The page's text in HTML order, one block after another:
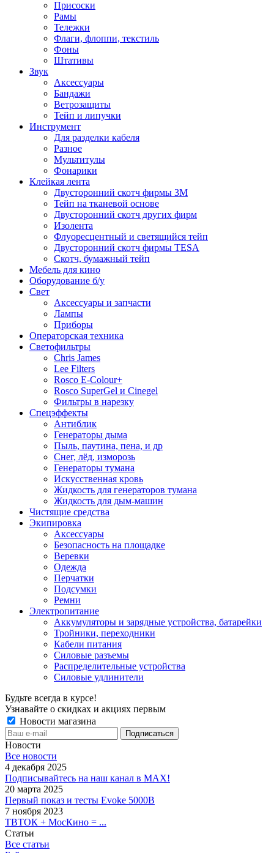
Присоски
Рамы
Тележки
Флаги, флоппи, текстиль
Фоны
Штативы
Звук
Аксессуары
Бандажи
Ветрозащиты
Тейп и липучки
Инструмент
Для разделки кабеля
Разное
Мультитулы
Фонарики
Клейкая лента
Двусторонний скотч фирмы 3M
Тейп на тканевой основе
Двусторонний скотч других фирм
Изолента
Флуоресцентный и светящийся тейп
Двусторонний скотч фирмы TESA
Скотч, бумажный тейп
Мебель для кино
Оборудование б/у
Свет
Аксессуары и запчасти
Лампы
Приборы
Операторская техника
Светофильтры
Chris James
Lee Filters
Rosco E-Colour+
Rosco SuperGel и Cinegel
Фильтры в нарезку
Спецэффекты
Антиблик
Генераторы дыма
Пыль, паутина, пена, и др
Снег, лёд, изморозь
Генераторы тумана
Искусственная кровь
Жидкость для генераторов тумана
Жидкость для дым-машин
Чистящие средства
Экипировка
Аксессуары
Безопасность на площадке
Веревки
Одежда
Перчатки
Подсумки
Ремни
Электропитание
Аккумуляторы и зарядные устройства, батарейки
Тройники, переходники
Кабели питания
Силовые разъемы
Распределительные устройства
Силовые удлинители
Будьте всегда в курсе!
Узнавайте о скидках и акциях первым
Новости магазина
Новости
Все новости
4 декабря 2025
Подписывайтесь на наш канал в MAX!
20 марта 2025
Первый показ и тесты Evoke 5000B
7 ноября 2023
ТВТОК + МосКино = ...
Статьи
Все статьи